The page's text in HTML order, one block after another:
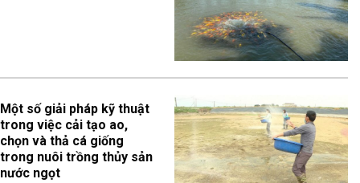
Một số giải pháp kỹ thuật
trong việc cải tạo ao,
chọn và thả cá giống
trong nuôi trồng thủy sản
nước ngọt